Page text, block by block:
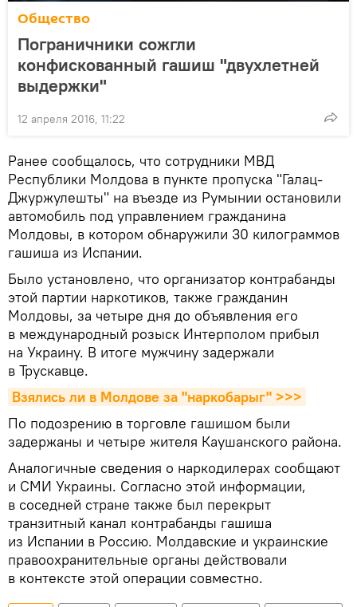
Общество
Пограничники сожгли
конфискованный гашиш "двухлетней
выдержки"
12 апреля 2016, 11:22
Ранее сообщалось, что сотрудники МВД
Республики Молдова в пункте пропуска "Галац-
Джуржулешты" на въезде из Румынии остановили
автомобиль под управлением гражданина
Молдовы, в котором обнаружили 30 килограммов
гашиша из Испании.
Было установлено, что организатор контрабанды
этой партии наркотиков, также гражданин
Молдовы, за четыре дня до объявления его
в международный розыск Интерполом прибыл
на Украину. В итоге мужчину задержали
в Трускавце.
Взялись ли в Молдове за "наркобарыг" >>>
По подозрению в торговле гашишом были
задержаны и четыре жителя Каушанского района.
Аналогичные сведения о наркодилерах сообщают
и СМИ Украины. Согласно этой информации,
в соседней стране также был перекрыт
транзитный канал контрабанды гашиша
из Испании в Россию. Молдавские и украинские
правоохранительные органы действовали
в контексте этой операции совместно.